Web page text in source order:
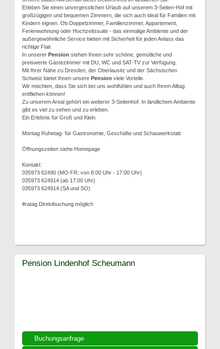
Erleben Sie einen unvergesslichen Urlaub auf unserem 3-Seiten-Hof mit
großzügigen und bequemen Zimmern, die sich auch ideal für Familien mit
Kindern eignen. Ob Doppelzimmer, Familienzimmer, Appartement,
Ferienwohnung oder Hochzeitssuite - das einmalige Ambiente und der
außergewöhnliche Service bieten mit Sicherheit für jeden Anlass das
richtige Flair.
In unserer Pension stehen Ihnen sehr schöne, gemütliche und
preiswerte Gästezimmer mit DU, WC und SAT-TV zur Verfügung.
Mit Ihrer Nähe zu Dresden, der Oberlausitz und der Sächsischen
Schweiz bietet Ihnen unsere Pension viele Vorteile.
Wir möchten, dass Sie sich bei uns wohlfühlen und auch Ihrem Alltag
entfliehen können!
Zu unserem Areal gehört ein weiterer 3-Seitenhof. In ländlichem Ambiente
gibt es viel zu sehen und zu erleben.
Ein Erlebnis für Groß und Klein.
Montag Ruhetag- für Gastronomie, Geschäfte und Schauwerkstatt
Öffnungszeiten siehe Homepage
Kontakt:
035973 62490 (MO-FR: von 8:00 Uhr - 17:00 Uhr)
035973 624914 (ab 17:00 Uhr)
035973 624914 (SA und SO)
#ratag Direktbuchung möglich
Buchungsanfrage
Pension Lindenhof Scheumann